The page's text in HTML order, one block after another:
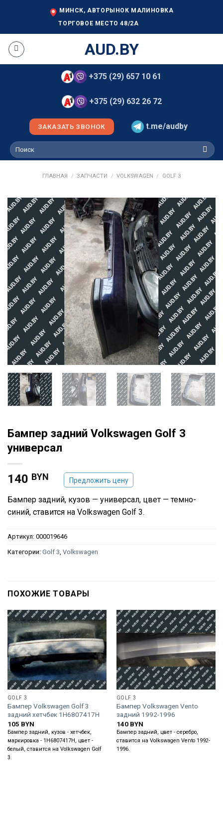
МИНСК, АВТОРЫНОК МАЛИНОВКА
ТОРГОВОЕ МЕСТО 48/2А
AUD.BY
+375 (29) 657 10 61
+375 (29) 632 26 72
ЗАКАЗАТЬ ЗВОНОК t.me/audby
Искать:
ГЛАВНАЯ / ЗАПЧАСТИ / VOLKSWAGEN / GOLF 3
Бампер задний Volkswagen Golf 3
универсал
140 BYN Предложить цену
Бампер задний, кузов — универсал, цвет — темно-
синий, ставится на Volkswagen Golf 3.
Артикул: 000019646
Категории: Golf 3 Volkswagen
ПОХОЖИЕ ТОВАРЫ
GOLF 3
Бампер Volkswagen Golf 3
задний хетчбек 1H6807417H
105 BYN
Бампер задний, кузов - хетчбек,
маркировка - 1H6807417H, цвет -
белый, ставится на Volkswagen Golf
3.
GOLF 3
Бампер Volkswagen Vento
задний 1992-1996
140 BYN
Бампер задний, цвет - серебро,
ставится на Volkswagen Vento 1992-
1996.